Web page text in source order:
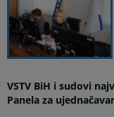
VSTV BiH i sudovi
Panela za